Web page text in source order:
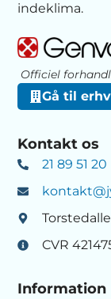
Gå til
indeklima.
Officiel
Kontakt os
21 89 51 20
CVR
Information